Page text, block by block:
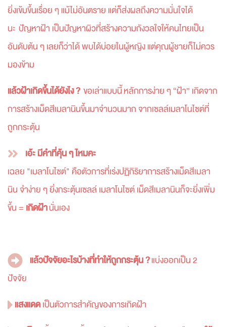
ยิ่งเข้มขึ้นเรื่อย ๆ แม้ไม่อันตราย แต่ก็ส่งผลถึงความมั่นใจได้
นะ ปัญหาฝ้า เป็นปัญหาผิวที่สร้างความกังวลใจให้คนไทยเป็น
อันดับต้น ๆ เลยก็ว่าได้ พบได้บ่อยในผู้หญิง แต่คุณผู้ชายก็ไม่ควร
มองข้าม
แล้วฝ้าเกิดขึ้นได้ยังไง ? ขอเล่าแบบนี้ หลักการง่าย ๆ “ฝ้า” เกิดจาก
การสร้างเม็ดสีเมลานินขึ้นมาจำนวนมากจากเซลล์เมลาโนไซต์ที่
ถูกกระตุ้น
เอ้ะ มีคำที่คุ้น ๆ ไหมคะ
เฉลย "เมลาโนไซต์" คือตัวการที่เร่งปฏิกิริยาการสร้างเม็ดสีเมลา
นิน จำง่าย ๆ ยิ่งกระตุ้นเซลล์ เมลาโนไซต์ เม็ดสีเมลานินก็จะยิ่งเพิ่ม
ขึ้น = เกิดฝ้านั่นเอง
แล้วปัจจัยอะไรบ้างที่ทำให้ถูกกระตุ้น ?แบ่งออกเป็น 2
ปัจจัย
แสงแดดเป็นตัวการสำคัญของการเกิดฝ้า